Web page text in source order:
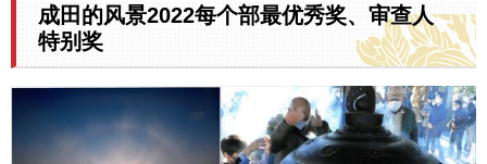
成田的风景2022每个部最优秀奖、审查人
特别奖